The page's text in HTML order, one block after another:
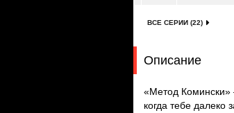
ВСЕ СЕРИИ (22)
Описание
«Метод Комински»
когда тебе